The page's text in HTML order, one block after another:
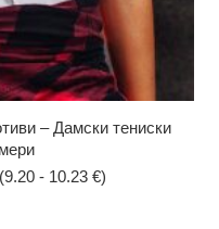
– Дамски тениски
(9.20 - 10.23 €)